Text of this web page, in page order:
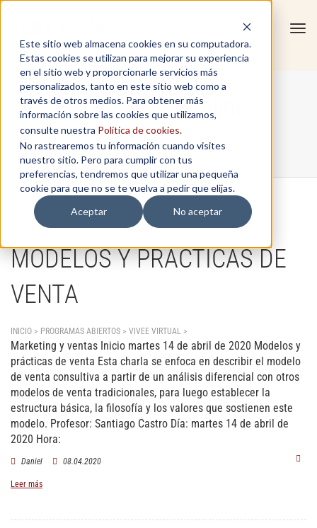
Este sitio web almacena cookies en su computadora.
Estas cookies se utilizan para mejorar su experiencia
en el sitio web y proporcionarle servicios más
personalizados, tanto en este sitio web como a
través de otros medios. Para obtener más
información sobre las cookies que utilizamos,
consulte nuestra Política de cookies.
No rastrearemos tu información cuando visites
nuestro sitio. Pero para cumplir con tus
preferencias, tendremos que utilizar una pequeña
cookie para que no se te vuelva a pedir que elijas.
Aceptar
No aceptar
Programas Online
Home / Programas Online
MODELOS Y PRÁCTICAS DE
VENTA
INICIO > PROGRAMAS ABIERTOS > VIVEE VIRTUAL >
Marketing y ventas Inicio martes 14 de abril de 2020 Modelos y
prácticas de venta Esta charla se enfoca en describir el modelo
de venta consultiva a partir de un análisis diferencial con otros
modelos de venta tradicionales, para luego establecer la
estructura básica, la filosofía y los valores que sostienen este
modelo. Profesor: Santiago Castro Día: martes 14 de abril de
2020 Hora:
Daniel 08.04.2020
Leer más